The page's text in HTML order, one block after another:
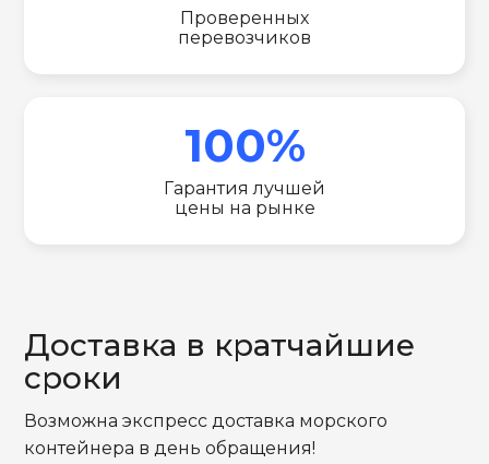
Проверенных
перевозчиков
100%
Гарантия лучшей
цены на рынке
Доставка в кратчайшие
сроки
Возможна экспресс доставка морского
контейнера в день обращения!